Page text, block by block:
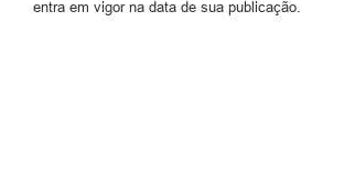
entra em vigor na data de sua publicação.